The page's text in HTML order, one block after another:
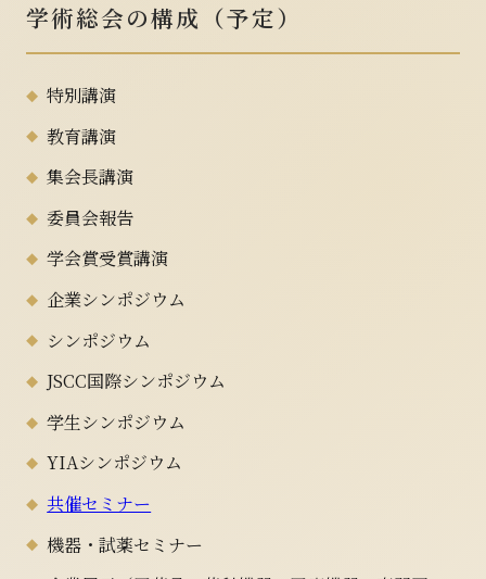
学術総会の構成（予定）
特別講演
教育講演
集会長講演
委員会報告
学会賞受賞講演
企業シンポジウム
シンポジウム
JSCC国際シンポジウム
学生シンポジウム
YIAシンポジウム
共催セミナー
機器・試薬セミナー